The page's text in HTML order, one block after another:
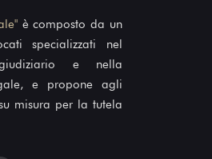
è composto da un
specializzati nel
giudiziario e nella
e propone agli
misura per la tutela